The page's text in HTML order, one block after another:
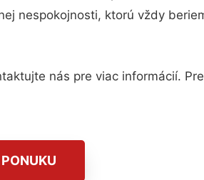
nespokojnosti, ktorú vždy
nás pre viac informácií.